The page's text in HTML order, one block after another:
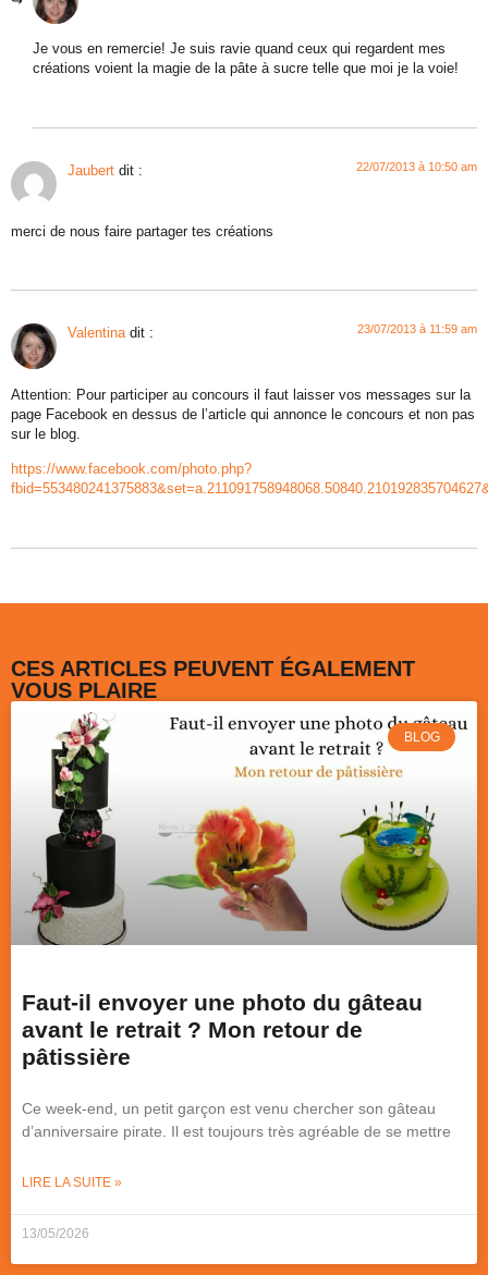
Je vous en remercie! Je suis ravie quand ceux qui regardent mes
créations voient la magie de la pâte à sucre telle que moi je la voie!
Jaubert dit : 22/07/2013 à 10:50 am
merci de nous faire partager tes créations
Valentina dit : 23/07/2013 à 11:59 am
Attention: Pour participer au concours il faut laisser vos messages sur la
page Facebook en dessus de l’article qui annonce le concours et non pas
sur le blog.
https://www.facebook.com/photo.php?
CES ARTICLES PEUVENT ÉGALEMENT
VOUS PLAIRE
BLOG
Faut-il envoyer une photo du gâteau
avant le retrait ? Mon retour de
pâtissière
Ce week-end, un petit garçon est venu chercher son gâteau
d’anniversaire pirate. Il est toujours très agréable de se mettre
LIRE LA SUITE »
13/05/2026